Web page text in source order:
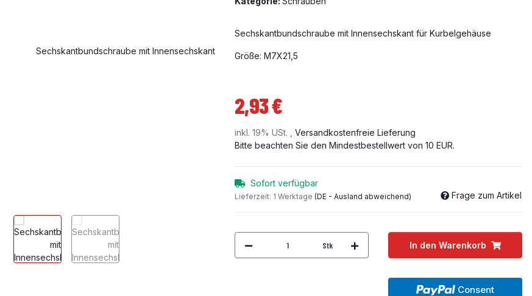
Sechskantbundschraube mit Innensechskant für Kurbelgehäuse
Größe: M7X21,5
2,93 €
inkl. 19% USt. , Versandkostenfreie Lieferung
Bitte beachten Sie den Mindestbestellwert von 10 EUR.
Sofort verfügbar
Lieferzeit: 1 Werktage (DE - Ausland abweichend) Frage zum Artikel
Stk In den Warenkorb
Consent